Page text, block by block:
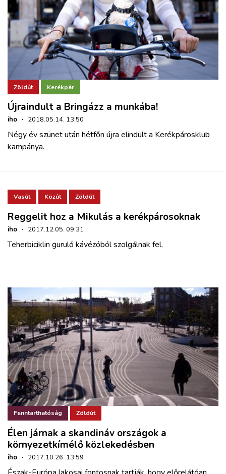
Zöldút Kerékpár
Újraindult a Bringázz a munkába!
iho · 2018.05.14. 13:50
Négy év szünet után hétfőn újra elindult a Kerékpárosklub
kampánya.
Vasút Közút Zöldút
Reggelit hoz a Mikulás a kerékpárosoknak
iho · 2017.12.05. 09:31
Teherbiciklin guruló kávézóból szolgálnak fel.
Fenntarthatóság Zöldút
Élen járnak a skandináv országok a
környezetkímélő közlekedésben
iho · 2017.10.26. 13:59